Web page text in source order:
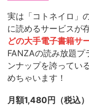
実は「コトネイロ」
に読めるサービスが
どの大手電子書籍サ
FANZAの読み放題プ
ンナップを誇ってい
めちゃいます！
月額1,480円（税込）